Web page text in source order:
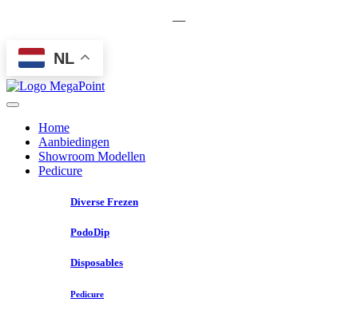
—
NL
Home
Aanbiedingen
Showroom Modellen
Pedicure
Diverse Frezen
PodoDip
Disposables
Pedicure